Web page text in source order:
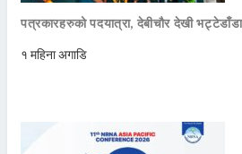
पत्रकारहरुको पदयात्रा, देबीचौर देखी
१ महिना अगाडि